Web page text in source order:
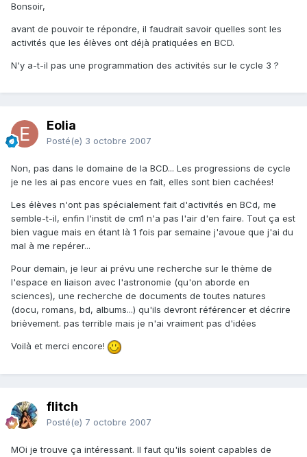
Bonsoir,
avant de pouvoir te répondre, il faudrait savoir quelles sont les
activités que les élèves ont déjà pratiquées en BCD.
N'y a-t-il pas une programmation des activités sur le cycle 3 ?
Eolia
Posté(e) 3 octobre 2007
Non, pas dans le domaine de la BCD... Les progressions de cycle
je ne les ai pas encore vues en fait, elles sont bien cachées!
Les élèves n'ont pas spécialement fait d'activités en BCd, me
semble-t-il, enfin l'instit de cm1 n'a pas l'air d'en faire. Tout ça est
bien vague mais en étant là 1 fois par semaine j'avoue que j'ai du
mal à me repérer...
Pour demain, je leur ai prévu une recherche sur le thème de
l'espace en liaison avec l'astronomie (qu'on aborde en
sciences), une recherche de documents de toutes natures
(docu, romans, bd, albums...) qu'ils devront référencer et décrire
brièvement. pas terrible mais je n'ai vraiment pas d'idées
Voilà et merci encore!
flitch
Posté(e) 7 octobre 2007
MOi je trouve ça intéressant. Il faut qu'ils soient capables de